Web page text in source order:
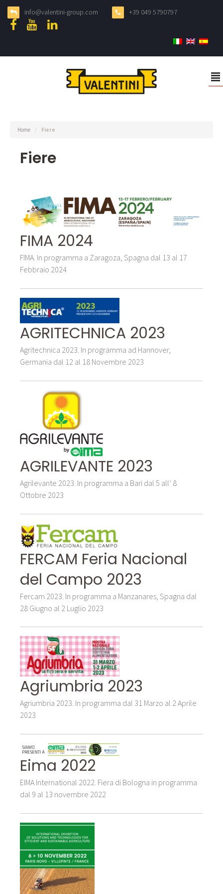
info@valentini-group.com +39 049 5790797
²
Home / Fiere
Fiere
FIMA 2024
FIMA. In programma a Zaragoza, Spagna dal 13 al 17
Febbraio 2024
AGRITECHNICA 2023
Agritechnica 2023. In programma ad Hannover,
Germania dal 12 al 18 Novembre 2023
AGRILEVANTE 2023
Agrilevante 2023. In programma a Bari dal 5 all’ 8
Ottobre 2023
FERCAM Feria Nacional
del Campo 2023
Fercam 2023. In programma a Manzanares, Spagna dal
28 Giugno al 2 Luglio 2023
Agriumbria 2023
Agriumbria 2023. In programma dal 31 Marzo al 2 Aprile
2023
Eima 2022
EIMA International 2022. Fiera di Bologna in programma
dal 9 al 13 novembre 2022